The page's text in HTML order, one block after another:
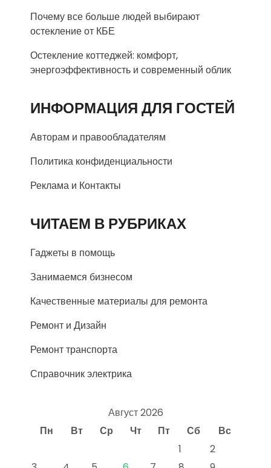
Почему все больше людей выбирают
остекление от КБЕ
Остекление коттеджей: комфорт,
энергоэффективность и современный облик
ИНФОРМАЦИЯ ДЛЯ ГОСТЕЙ
Авторам и правообладателям
Политика конфиденциальности
Реклама и Контакты
ЧИТАЕМ В РУБРИКАХ
Гаджеты в помощь
Занимаемся бизнесом
Качественные материалы для ремонта
Ремонт и Дизайн
Ремонт транспорта
Справочник электрика
Август 2026
Пн
Вт Ср Чт Пт Сб
Вс
1
2